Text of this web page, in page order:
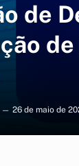
de
26 de maio de